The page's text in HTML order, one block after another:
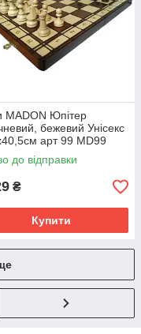
MADON Юпітер
бежевий Унісекс
арт 99 MD99
до відправки
₴
Купити